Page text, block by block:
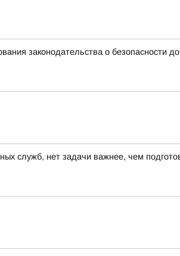
законодательства о безопасности
служб, нет задачи важнее, чем